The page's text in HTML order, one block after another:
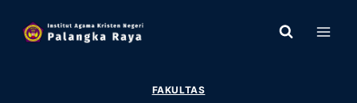
FAKULTAS